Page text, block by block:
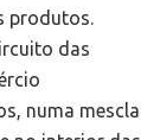
produtos.
das
numa mescla